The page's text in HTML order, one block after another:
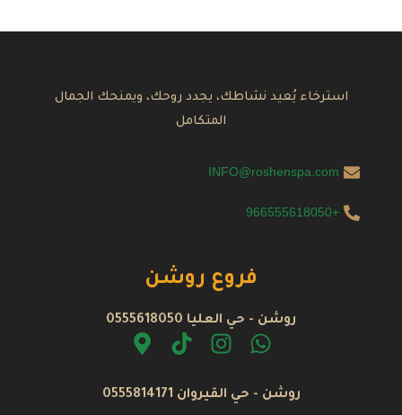
استرخاء يُعيد نشاطك، يجدد روحك، ويمنحك الجمال
المتكامل
INFO@roshenspa.com
+966555618050
فروع روشن
روشن - حي العليا 0555618050
روشن - حي القيروان 0555814171